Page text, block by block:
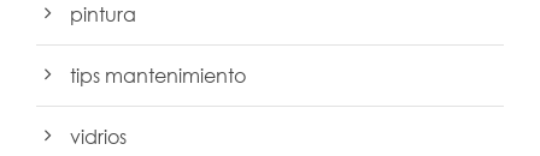
pintura
tips mantenimiento
vidrios